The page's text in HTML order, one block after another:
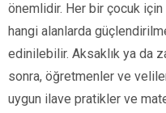
önemlidir. Her bir çocuk
hangi alanlarda
edinilebilir. Aksaklık ya da
sonra, öğretmenler ve
uygun ilave pratikler ve